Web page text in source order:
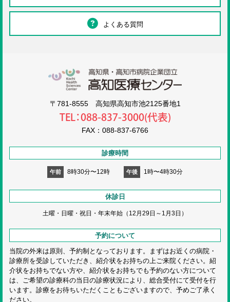
よくある質問
〒781-8555 高知県高知市池2125番地1
TEL：088-837-3000(代表)
FAX：088-837-6766
診療時間
午前 8時30分〜12時 午後 1時〜4時30分
休診日
土曜・日曜・祝日・ 年末年始（12月29日～1月3日）
予約について
当院の外来は原則、予約制となっております。まずはお近くの病院・
診療所を受診していただき、紹介状をお持ちの上ご来院ください。紹
介状をお持ちでない方や、紹介状をお持ちでも予約のない方について
は、ご希望の診療科の当日の診療状況により、総合受付にて受付を行
います。診療をお待ちいただくこともございますので、予めご了承く
ださい。